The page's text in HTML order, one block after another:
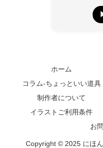
ホーム
コラム-ちょっといい道具
制作者について
イラストご利用条件
お
Copyright © 2025 にほ